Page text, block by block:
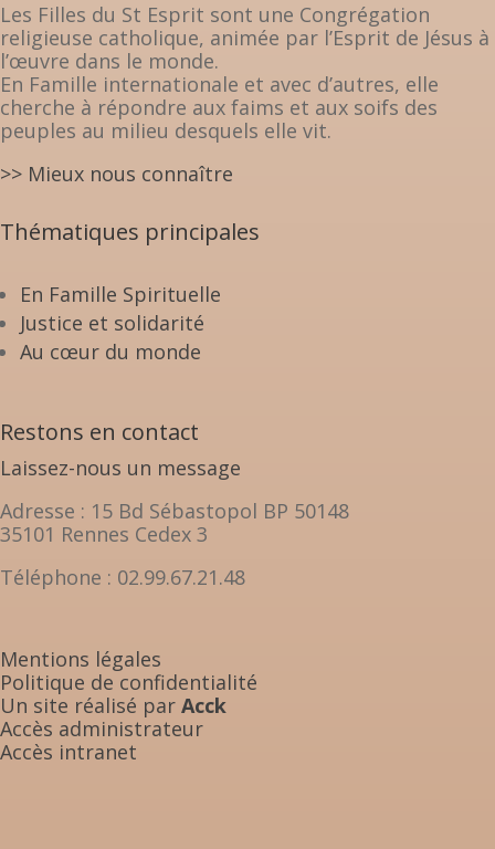
Les Filles du St Esprit sont une Congrégation
religieuse catholique, animée par l’Esprit de Jésus à
l’œuvre dans le monde.
En Famille internationale et avec d’autres, elle
cherche à répondre aux faims et aux soifs des
peuples au milieu desquels elle vit.
>> Mieux nous connaître
Thématiques principales
En Famille Spirituelle
Justice et solidarité
Au cœur du monde
Restons en contact
Laissez-nous un message
Adresse : 15 Bd Sébastopol BP 50148
35101 Rennes Cedex 3
Téléphone : 02.99.67.21.48
Mentions légales
Politique de confidentialité
Un site réalisé par Acck
Accès administrateur
Accès intranet